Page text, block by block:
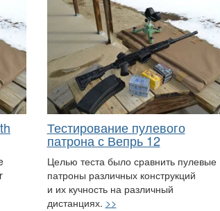
Тестирование пулевого
патрона с Вепрь 12
Целью теста было сравнить пулевые
патроны различных конструкций
и их кучность на различный
дистанциях. >>